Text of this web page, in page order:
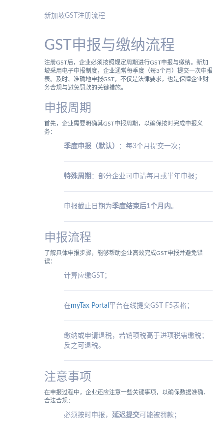
新加坡GST注册流程
GST申报与缴纳流程
注册GST后，企业必须按照规定周期进行GST申报与缴纳。新加
坡采用电子申报制度，企业通常每季度（每3个月）提交一次申报
表。及时、准确地申报GST，不仅是法律要求，也是保障企业财
务合规与避免罚款的关键措施。
申报周期
首先，企业需要明确其GST申报周期，以确保按时完成申报义
务：
季度申报（默认） ：每3个月提交一次；
特殊周期 ：部分企业可申请每月或半年申报；
申报截止日期为季度结束后1个月内。
申报流程
了解具体申报步骤，能够帮助企业高效完成GST申报并避免错
误：
计算应缴GST；
在myTax Portal 平台在线提交GST F5表格；
缴纳或申请退税，若销项税高于进项税需缴税；
反之可退税。
注意事项
在申报过程中，企业还应注意一些关键事项，以确保数据准确、
合法合规：
必须按时申报， 延迟提交可能被罚款；